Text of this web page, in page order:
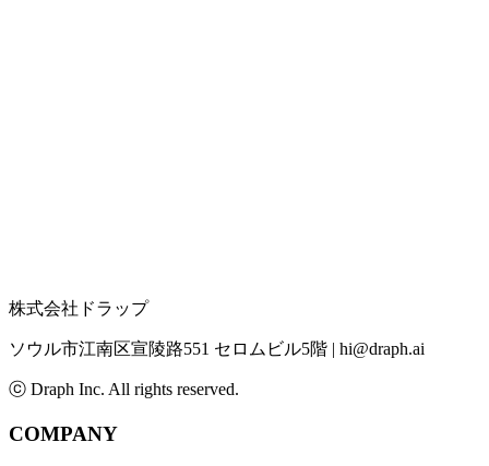
株式会社ドラップ
ソウル市江南区宣陵路551 セロムビル5階 | hi@draph.ai
ⓒ Draph Inc. All rights reserved.
COMPANY